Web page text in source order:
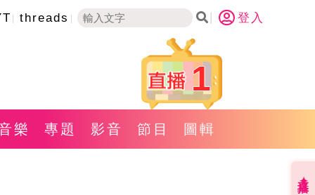
threads 登入
1
樂 專題 影音 節目 圖輯
直播✦活動